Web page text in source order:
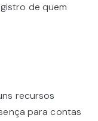
de quem
recursos
para contas